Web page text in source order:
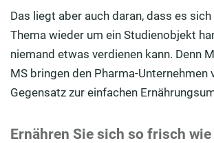
Das liegt aber auch daran, dass es
Thema wieder um ein Studienobjekt
niemand etwas verdienen kann. Denn
MS bringen den Pharma-Unternehmen
Gegensatz zur einfachen
Ernähren Sie sich so frisch